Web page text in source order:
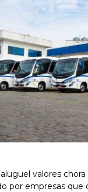
valores
por empresas que